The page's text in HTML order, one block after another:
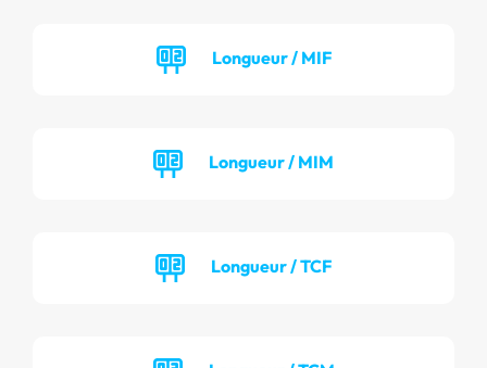
Longueur / MIF
Longueur / MIM
Longueur / TCF